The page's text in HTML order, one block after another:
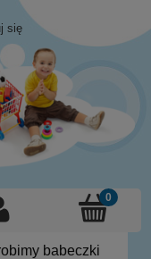
się
babeczki